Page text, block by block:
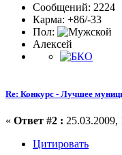
Сообщений: 2224
Карма: +86/-33
Пол:
Алексей
Re: Конкурс - Лучшее
« Ответ #2 : 25.03.2009,
Цитировать